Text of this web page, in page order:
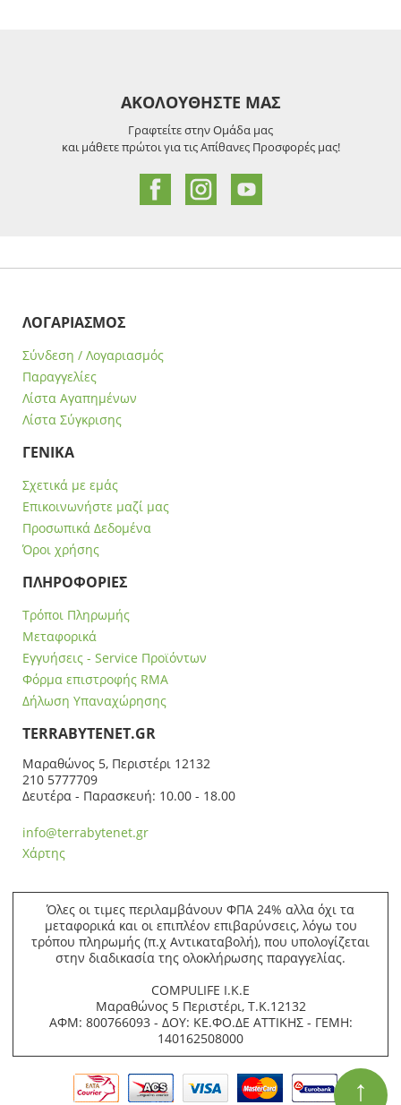
ΑΚΟΛΟΥΘΗΣΤΕ ΜΑΣ
Γραφτείτε στην Ομάδα μας
και μάθετε πρώτοι για τις Απίθανες Προσφορές μας!
ΛΟΓΑΡΙΑΣΜΟΣ
Σύνδεση / Λογαριασμός
Παραγγελίες
Λίστα Αγαπημένων
Λίστα Σύγκρισης
ΓΕΝΙΚΑ
Σχετικά με εμάς
Επικοινωνήστε μαζί μας
Προσωπικά Δεδομένα
Όροι χρήσης
ΠΛΗΡΟΦΟΡΙΕΣ
Τρόποι Πληρωμής
Μεταφορικά
Εγγυήσεις - Service Προϊόντων
Φόρμα επιστροφής RMA
Δήλωση Υπαναχώρησης
ΤERRABYTENET.GR
Μαραθώνος 5, Περιστέρι 12132
210 5777709
Δευτέρα - Παρασκευή: 10.00 - 18.00
info@terrabytenet.gr
Χάρτης
Όλες οι τιμες περιλαμβάνουν ΦΠΑ 24% αλλα όχι τα
μεταφορικά και οι επιπλέον επιβαρύνσεις, λόγω του
τρόπου πληρωμής (π.χ Αντικαταβολή), που υπολογίζεται
στην διαδικασία της ολοκλήρωσης παραγγελίας.
COMPULIFE Ι.Κ.Ε
Μαραθώνος 5 Περιστέρι, Τ.Κ.12132
ΑΦΜ: 800766093 - ΔΟΥ: ΚΕ.ΦΟ.ΔΕ ΑΤΤΙΚΗΣ - ΓΕΜΗ:
140162508000
↑